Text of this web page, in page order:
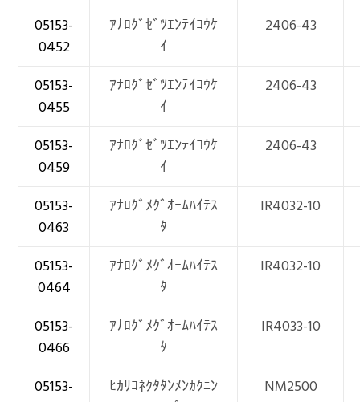
05153-
0452
ｱﾅﾛｸﾞｾﾞﾂｴﾝﾃｲｺｳｹ
ｲ
2406-43
05153-
0455
ｱﾅﾛｸﾞｾﾞﾂｴﾝﾃｲｺｳｹ
ｲ
2406-43
05153-
0459
ｱﾅﾛｸﾞｾﾞﾂｴﾝﾃｲｺｳｹ
ｲ
2406-43
05153-
0463
ｱﾅﾛｸﾞﾒｸﾞｵｰﾑﾊｲﾃｽ
ﾀ
IR4032-10
05153-
0464
ｱﾅﾛｸﾞﾒｸﾞｵｰﾑﾊｲﾃｽ
ﾀ
IR4032-10
05153-
0466
ｱﾅﾛｸﾞﾒｸﾞｵｰﾑﾊｲﾃｽ
ﾀ
IR4033-10
05153-
ﾋｶﾘｺﾈｸﾀﾀﾝﾒﾝｶｸﾆﾝ
NM2500